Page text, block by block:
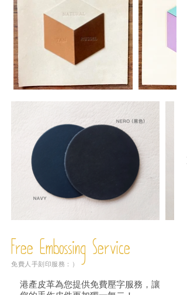
Free Embossing Service
免費人手刻印服務：）
港產皮革為您提供免費壓字服務，讓